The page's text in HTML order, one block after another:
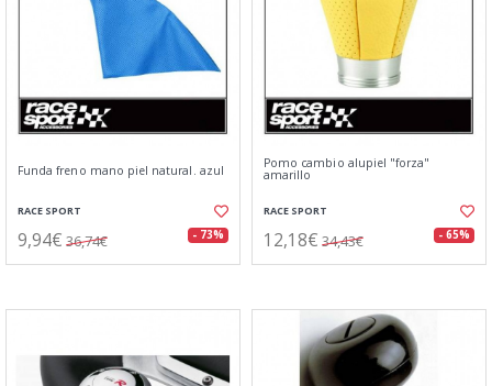
Funda freno mano piel natural. azul
RACE SPORT
9,94€ 36,74€ - 73%
Pomo cambio alupiel "forza"
amarillo
RACE SPORT
12,18€ 34,43€ - 65%